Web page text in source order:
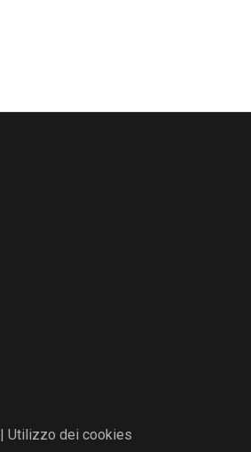
Utilizzo dei cookies